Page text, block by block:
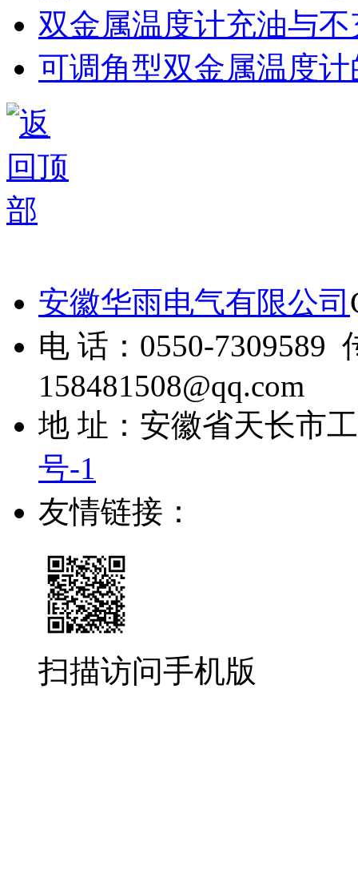
双金属温度计充油与
可调角型双金属温度
安徽华雨电气有限公司
电 话：0550-7309589
158481508@qq.com
地 址：安徽省天长市
号-1
友情链接：
扫描访问手机版